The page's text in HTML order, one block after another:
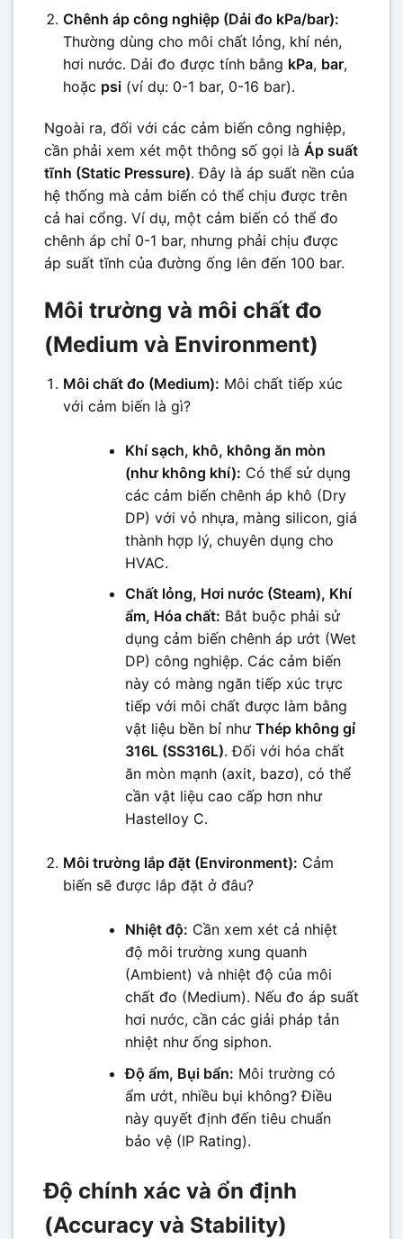
Chênh áp công nghiệp (Dải đo kPa/bar):
Thường dùng cho môi chất lỏng, khí nén,
hơi nước. Dải đo được tính bằng kPa, bar,
hoặc psi(ví dụ: 0-1 bar, 0-16 bar).
Ngoài ra, đối với các cảm biến công nghiệp,
cần phải xem xét một thông số gọi là Áp suất
tĩnh (Static Pressure). Đây là áp suất nền của
hệ thống mà cảm biến có thể chịu được trên
cả hai cổng. Ví dụ, một cảm biến có thể đo
chênh áp chỉ 0-1 bar, nhưng phải chịu được
áp suất tĩnh của đường ống lên đến 100 bar.
Môi trường và môi chất đo
(Medium và Environment)
Môi chất đo (Medium): Môi chất tiếp xúc
với cảm biến là gì?
Khí sạch, khô, không ăn mòn
(như không khí): Có thể sử dụng
các cảm biến chênh áp khô (Dry
DP) với vỏ nhựa, màng silicon, giá
thành hợp lý, chuyên dụng cho
HVAC.
Chất lỏng, Hơi nước (Steam), Khí
ẩm, Hóa chất: Bắt buộc phải sử
dụng cảm biến chênh áp ướt (Wet
DP) công nghiệp. Các cảm biến
này có màng ngăn tiếp xúc trực
tiếp với môi chất được làm bằng
vật liệu bền bỉ như Thép không gỉ
316L (SS316L). Đối với hóa chất
ăn mòn mạnh (axit, bazơ), có thể
cần vật liệu cao cấp hơn như
Hastelloy C.
Môi trường lắp đặt (Environment): Cảm
biến sẽ được lắp đặt ở đâu?
Nhiệt độ: Cần xem xét cả nhiệt
độ môi trường xung quanh
(Ambient) và nhiệt độ của môi
chất đo (Medium). Nếu đo áp suất
hơi nước, cần các giải pháp tản
nhiệt như ống siphon.
Độ ẩm, Bụi bẩn: Môi trường có
ẩm ướt, nhiều bụi không? Điều
này quyết định đến tiêu chuẩn
bảo vệ (IP Rating).
Độ chính xác và ổn định
(Accuracy và Stability)